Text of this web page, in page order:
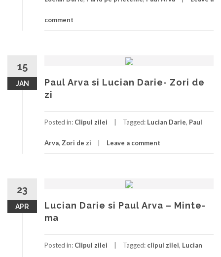
comment
15
JAN
Paul Arva si Lucian Darie- Zori de
zi
Posted in: Clipul zilei Tagged: Lucian Darie, Paul
Arva, Zori de zi Leave a comment
23
APR
Lucian Darie si Paul Arva – Minte-
ma
Posted in: Clipul zilei Tagged: clipul zilei, Lucian